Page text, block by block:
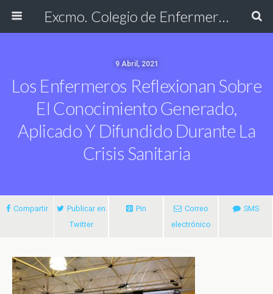
Excmo. Colegio de Enfermería de Cádiz
9 Abril, 2021
Los Enfermeros Reflexionan Sobre
El Conocimiento Generado,
Aplicado Y Difundido Durante La
Crisis Sanitaria
Compartir
Publicar en
Twitter
Pin
Correo
electrónico
SMS